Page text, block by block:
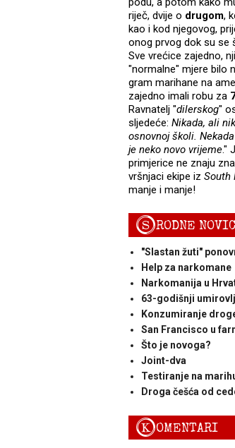
riječ, dvije o drugom,
kao i kod njegovog,
onog prvog dok su se
Sve vrećice zajedno,
"normalne" mjere bilo
gram marihane na
zajedno imali robu za
Ravnatelj "dilerskog"
sljedeće: Nikada, ali
osnovnoj školi.
je neko novo vrijeme."
primjerice ne znaju
vršnjaci ekipe iz South
manje i manje!
SRODNE
"Slastan žuti"
Help za narkomane
Narkomanija u
63-godišnji
Konzumiranje
San Francisco u
Što je novoga?
Joint-dva
Testiranje na
Droga češća od
KOMENTARI